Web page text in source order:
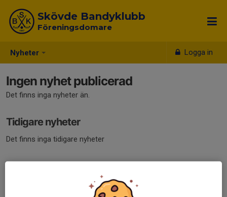
Nyheter Logga in
Skövde Bandyklubb
Föreningsdomare
Ingen nyhet publicerad
Det finns inga nyheter än.
Tidigare nyheter
Det finns inga tidigare nyheter